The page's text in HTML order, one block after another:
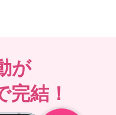
が
完結！